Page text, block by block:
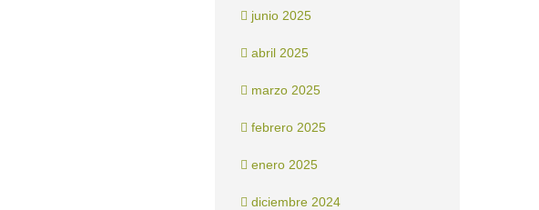
junio 2025
abril 2025
marzo 2025
febrero 2025
enero 2025
diciembre 2024